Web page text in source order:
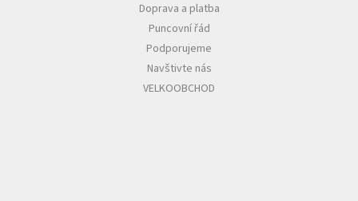
Doprava a platba
Puncovní řád
Podporujeme
Navštivte nás
VELKOOBCHOD